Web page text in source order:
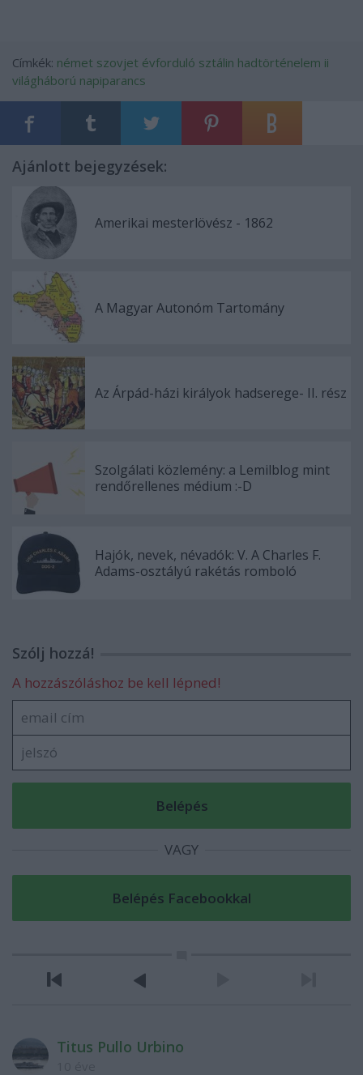
Címkék: német szovjet évforduló sztálin hadtörténelem ii
világháború napiparancs
Ajánlott bejegyzések:
Amerikai mesterlövész - 1862
A Magyar Autonóm Tartomány
Az Árpád-házi királyok hadserege- II. rész
Szolgálati közlemény: a Lemilblog mint
rendőrellenes médium :-D
Hajók, nevek, névadók: V. A Charles F.
Adams-osztályú rakétás romboló
Szólj hozzá!
A hozzászóláshoz be kell lépned!
VAGY
Titus Pullo Urbino